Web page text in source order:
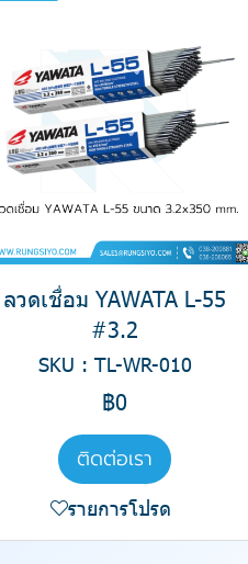
ลวดเชื่อม YAWATA L-55
#3.2
SKU : TL-WR-010
฿0
ติดต่อเรา
รายการโปรด